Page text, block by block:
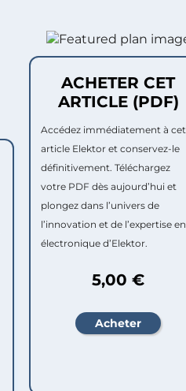
ACHETER CET
ARTICLE (PDF)
Accédez immédiatement à cet
article Elektor et conservez-le
définitivement. Téléchargez
votre PDF dès aujourd’hui et
plongez dans l’univers de
l’innovation et de l’expertise en
électronique d’Elektor.
5,00 €